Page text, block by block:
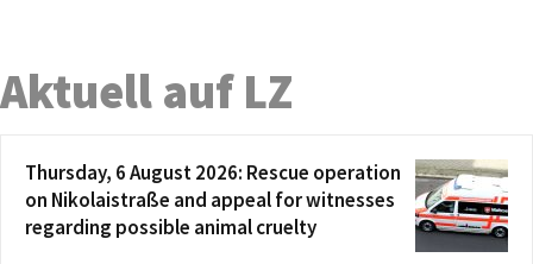
Aktuell auf LZ
Thursday, 6 August 2026: Rescue operation
on Nikolaistraße and appeal for witnesses
regarding possible animal cruelty